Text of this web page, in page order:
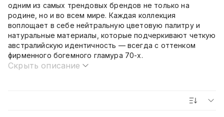
одним из самых трендовых брендов не только на
родине, но и во всем мире. Каждая коллекция
воплощает в себе нейтральную цветовую палитру и
натуральные материалы, которые подчеркивают четкую
австралийскую идентичность — всегда с оттенком
фирменного богемного гламура 70-х.
Скрыть описание